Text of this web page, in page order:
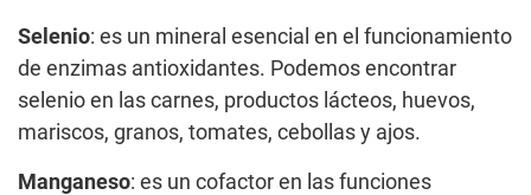
Selenio: es un mineral esencial en el funcionamiento
de enzimas antioxidantes. Podemos encontrar
selenio en las carnes, productos lácteos, huevos,
mariscos, granos, tomates, cebollas y ajos.
Manganeso: es un cofactor en las funciones